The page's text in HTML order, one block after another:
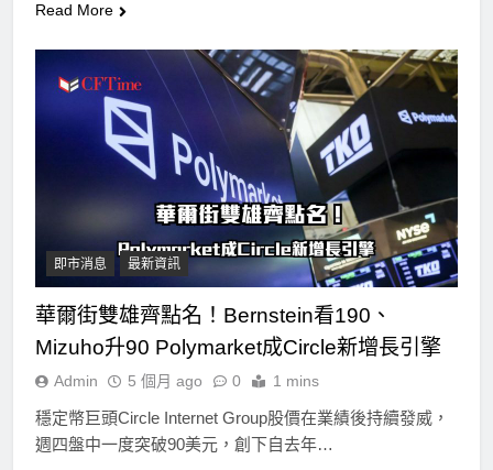
Read More
即市消息 最新資訊
華爾街雙雄齊點名！Bernstein看190、
Mizuho升90 Polymarket成Circle新增長引擎
Admin 5 個月 ago 0 1 mins
穩定幣巨頭Circle Internet Group股價在業績後持續發威，
週四盤中一度突破90美元，創下自去年…